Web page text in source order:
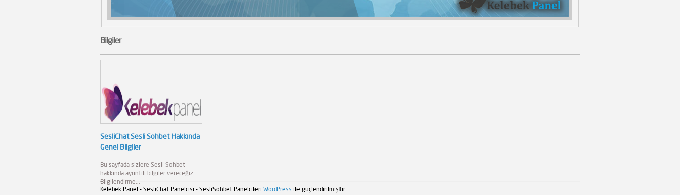
Bilgiler
SesliChat Sesli Sohbet Hakkında
Genel Bilgiler
Bu sayfada sizlere Sesli Sohbet
hakkında ayrıntılı bilgiler vereceğiz.
Bilgilendirme...
Kelebek Panel - SesliChat Panelcisi - SesliSohbet Panelcileri WordPress ile güçlendirilmiştir